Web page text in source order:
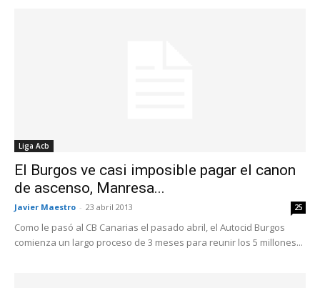
Liga Acb
El Burgos ve casi imposible pagar el canon
de ascenso, Manresa...
Javier Maestro - 23 abril 2013 25
Como le pasó al CB Canarias el pasado abril, el Autocid Burgos
comienza un largo proceso de 3 meses para reunir los 5 millones...